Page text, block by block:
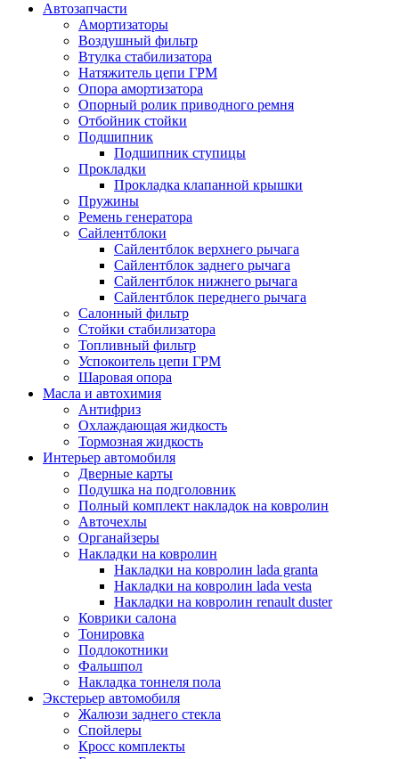
Автозапчасти
Амортизаторы
Воздушный фильтр
Втулка стабилизатора
Натяжитель цепи ГРМ
Опора амортизатора
Опорный ролик приводного ремня
Отбойник стойки
Подшипник
Подшипник ступицы
Прокладки
Прокладка клапанной крышки
Пружины
Ремень генератора
Сайлентблоки
Сайлентблок верхнего рычага
Сайлентблок заднего рычага
Сайлентблок нижнего рычага
Сайлентблок переднего рычага
Салонный фильтр
Стойки стабилизатора
Топливный фильтр
Успокоитель цепи ГРМ
Шаровая опора
Масла и автохимия
Антифриз
Охлаждающая жидкость
Тормозная жидкость
Интерьер автомобиля
Дверные карты
Подушка на подголовник
Полный комплект накладок на ковролин
Авточехлы
Органайзеры
Накладки на ковролин
Накладки на ковролин lada granta
Накладки на ковролин lada vesta
Накладки на ковролин renault duster
Коврики салона
Тонировка
Подлокотники
Фальшпол
Накладка тоннеля пола
Экстерьер автомобиля
Жалюзи заднего стекла
Спойлеры
Кросс комплекты